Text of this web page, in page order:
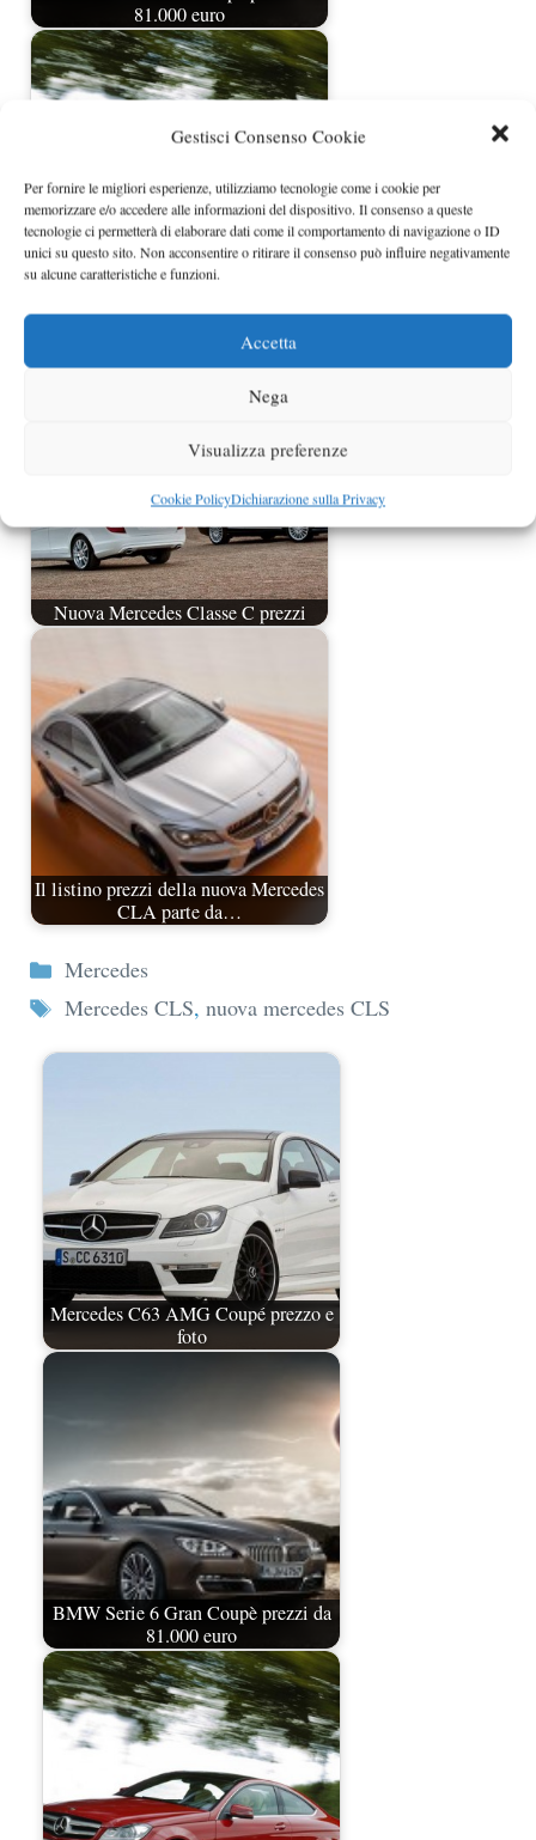
Gestisci Consenso Cookie
Per fornire le migliori esperienze, utilizziamo tecnologie come i cookie per
memorizzare e/o accedere alle informazioni del dispositivo. Il consenso a queste
tecnologie ci permetterà di elaborare dati come il comportamento di navigazione o ID
unici su questo sito. Non acconsentire o ritirare il consenso può influire negativamente
su alcune caratteristiche e funzioni.
Accetta
Nega
Visualizza preferenze
Cookie PolicyDichiarazione sulla Privacy
81.000 euro
Mercedes Classe C Coupè prezzi
Nuova Mercedes Classe C prezzi
Il listino prezzi della nuova Mercedes
CLA parte da…
Categorie
Mercedes
Tag
Mercedes CLS, nuova mercedes CLS
Mercedes C63 AMG Coupé prezzo e
foto
BMW Serie 6 Gran Coupè prezzi da
81.000 euro